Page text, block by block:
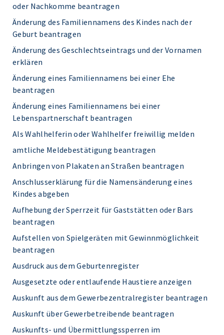
oder Nachkomme beantragen
Änderung des Familiennamens des Kindes nach der
Geburt beantragen
Änderung des Geschlechtseintrags und der Vornamen
erklären
Änderung eines Familiennamens bei einer Ehe
beantragen
Änderung eines Familiennamens bei einer
Lebenspartnerschaft beantragen
Als Wahlhelferin oder Wahlhelfer freiwillig melden
amtliche Meldebestätigung beantragen
Anbringen von Plakaten an Straßen beantragen
Anschlusserklärung für die Namensänderung eines
Kindes abgeben
Aufhebung der Sperrzeit für Gaststätten oder Bars
beantragen
Aufstellen von Spielgeräten mit Gewinnmöglichkeit
beantragen
Ausdruck aus dem Geburtenregister
Ausgesetzte oder entlaufende Haustiere anzeigen
Auskunft aus dem Gewerbezentralregister beantragen
Auskunft über Gewerbetreibende beantragen
Auskunfts- und Übermittlungssperren im